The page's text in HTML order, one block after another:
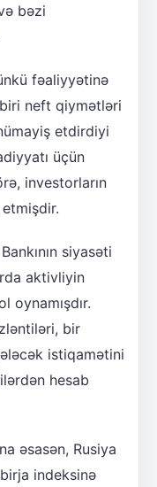
bəzi
fəaliyyətinə
neft qiymətləri
etdirdiyi
üçün
investorların
siyasəti
aktivliyin
oynamışdır.
bir
istiqamətini
hesab
əsasən, Rusiya
indeksinə